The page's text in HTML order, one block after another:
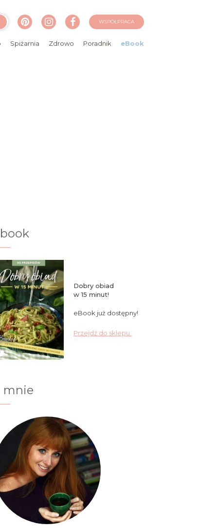
WSPÓŁPRACA
Spiżarnia Zdrowo Poradnik eBook
Dobry obiad
w 15 minut!
eBook już dostępny!
Przejdź do sklepu.
mnie